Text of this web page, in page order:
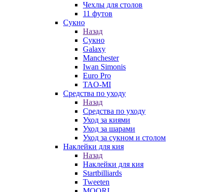
Чехлы для столов
11 футов
Сукно
Назад
Сукно
Galaxy
Manchester
Iwan Simonis
Euro Pro
TAO-MI
Средства по уходу
Назад
Средства по уходу
Уход за киями
Уход за шарами
Уход за сукном и столом
Наклейки для кия
Назад
Наклейки для кия
Startbilliards
Tweeten